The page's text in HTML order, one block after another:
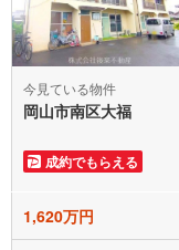
今見ている物件
岡山市南区大福
成約でもらえる
1,620万円